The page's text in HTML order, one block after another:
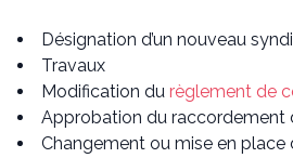
Désignation d’un nouveau
Travaux
Modification du règlement de
Approbation du raccordement
Changement ou mise en place